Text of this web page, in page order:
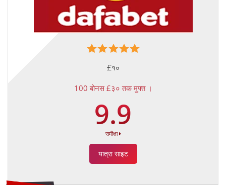
£१०
100 बोनस £३० तक मुफ्त ।
9.9
समीक्षा
यात्रा साइट